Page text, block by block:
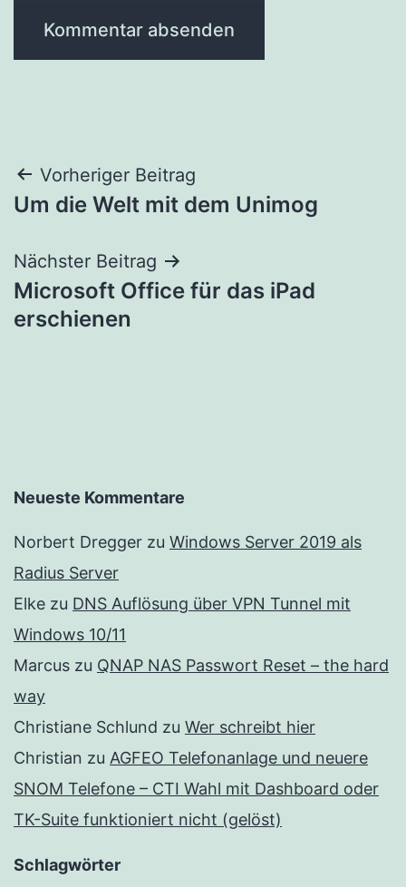
Beitragsnavigation
Vorheriger Beitrag
Um die Welt mit dem Unimog
Nächster Beitrag
Microsoft Office für das iPad
erschienen
Neueste Kommentare
Norbert Dregger zu Windows Server 2019 als
Radius Server
Elke zu DNS Auflösung über VPN Tunnel mit
Windows 10/11
Marcus zu QNAP NAS Passwort Reset – the hard
way
Christiane Schlund zu Wer schreibt hier
Christian zu AGFEO Telefonanlage und neuere
SNOM Telefone – CTI Wahl mit Dashboard oder
TK-Suite funktioniert nicht (gelöst)
Schlagwörter